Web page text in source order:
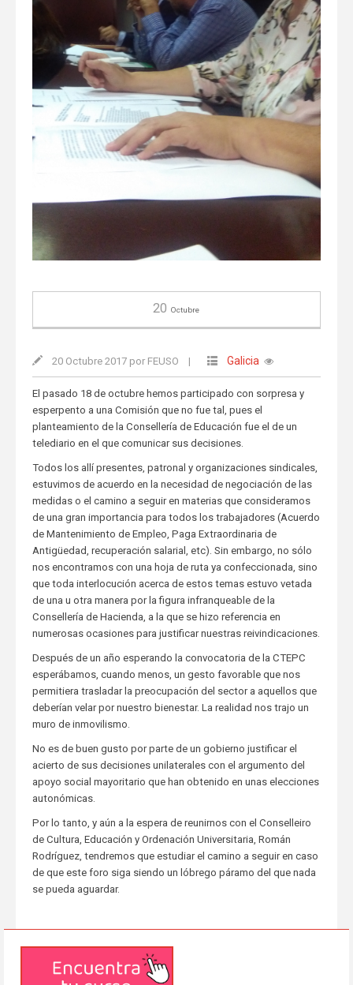
20 Octubre
20 Octubre 2017 por FEUSO | Galicia
El pasado 18 de octubre hemos participado con sorpresa y
esperpento a una Comisión que no fue tal, pues el
planteamiento de la Consellería de Educación fue el de un
telediario en el que comunicar sus decisiones.
Todos los allí presentes, patronal y organizaciones sindicales,
estuvimos de acuerdo en la necesidad de negociación de las
medidas o el camino a seguir en materias que consideramos
de una gran importancia para todos los trabajadores (Acuerdo
de Mantenimiento de Empleo, Paga Extraordinaria de
Antigüedad, recuperación salarial, etc). Sin embargo, no sólo
nos encontramos con una hoja de ruta ya confeccionada, sino
que toda interlocución acerca de estos temas estuvo vetada
de una u otra manera por la figura infranqueable de la
Consellería de Hacienda, a la que se hizo referencia en
numerosas ocasiones para justificar nuestras reivindicaciones.
Después de un año esperando la convocatoria de la CTEPC
esperábamos, cuando menos, un gesto favorable que nos
permitiera trasladar la preocupación del sector a aquellos que
deberían velar por nuestro bienestar. La realidad nos trajo un
muro de inmovilismo.
No es de buen gusto por parte de un gobierno justificar el
acierto de sus decisiones unilaterales con el argumento del
apoyo social mayoritario que han obtenido en unas elecciones
autonómicas.
Por lo tanto, y aún a la espera de reunirnos con el Conselleiro
de Cultura, Educación y Ordenación Universitaria, Román
Rodríguez, tendremos que estudiar el camino a seguir en caso
de que este foro siga siendo un lóbrego páramo del que nada
se pueda aguardar.